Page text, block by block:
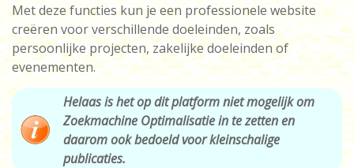
Met deze functies kun je een professionele website
creëren voor verschillende doeleinden, zoals
persoonlijke projecten, zakelijke doeleinden of
evenementen.
Helaas is het op dit platform niet mogelijk om
Zoekmachine Optimalisatie in te zetten en
daarom ook bedoeld voor kleinschalige
publicaties.